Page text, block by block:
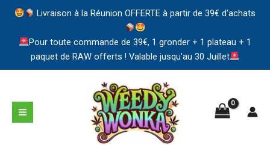
Livraison à la Réunion OFFERTE à partir de 39€ d'achats
Pour toute commande de 39€, 1 gronder + 1 plateau + 1
paquet de RAW offerts ! Valable jusqu'au 30 Juillet
contenu
MAIN